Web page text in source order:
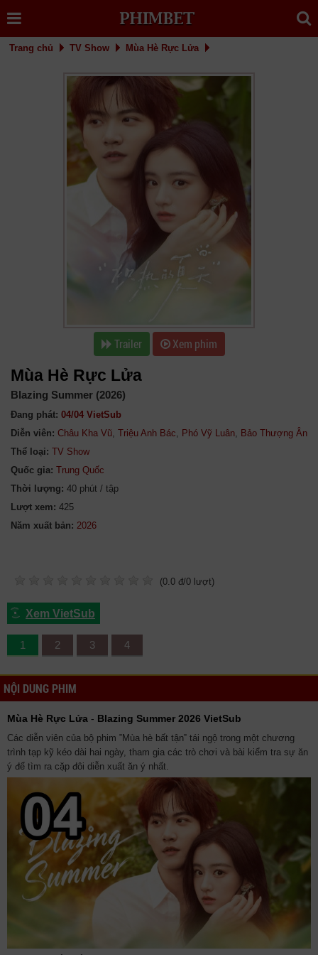
Trang chủ TV Show Mùa Hè Rực Lửa
Trailer Xem phim
Mùa Hè Rực Lửa
Blazing Summer (2026)
Đang phát: 04/04 VietSub
Diễn viên: Châu Kha Vũ, Triệu Anh Bác, Phó Vỹ Luân, Bảo Thượng Ân
Thể loại: TV Show
Quốc gia: Trung Quốc
Thời lượng: 40 phút / tập
Lượt xem: 425
Năm xuất bản:
(0.0 đ/0 lượt)
Xem VietSub
1 2 3 4
NỘI DUNG PHIM
Mùa Hè Rực Lửa - Blazing Summer 2026 VietSub
Các diễn viên của bộ phim ‟Mùa hè bất tận‟ tái ngộ trong một chương
trình tạp kỹ kéo dài hai ngày, tham gia các trò chơi và bài kiểm tra sự ăn
ý để tìm ra cặp đôi diễn xuất ăn ý nhất.